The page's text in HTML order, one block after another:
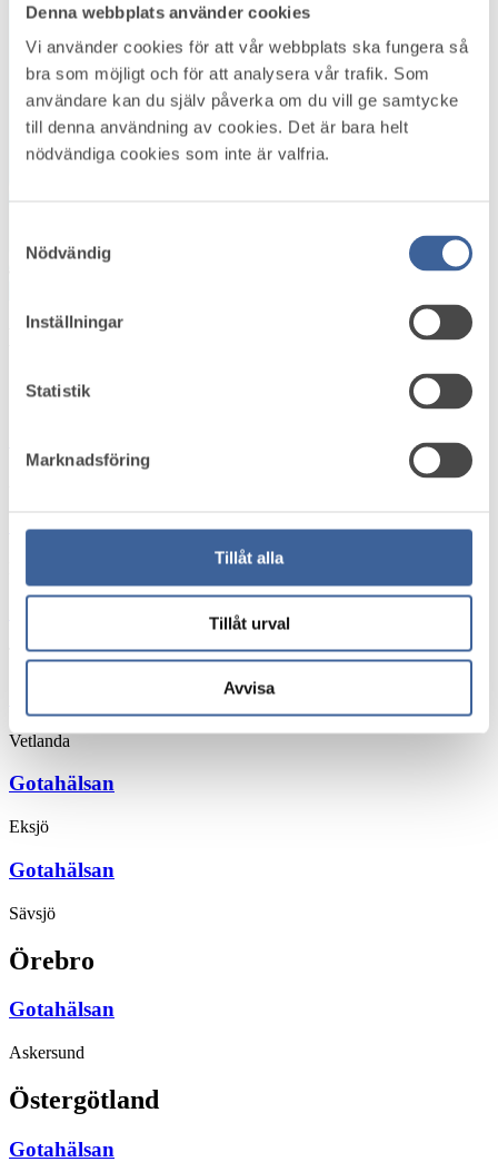
Denna webbplats använder cookies
Vi använder cookies för att vår webbplats ska fungera så
bra som möjligt och för att analysera vår trafik. Som
användare kan du själv påverka om du vill ge samtycke
till denna användning av cookies. Det är bara helt
nödvändiga cookies som inte är valfria.
Nödvändig
Inställningar
Statistik
Marknadsföring
Tillåt alla
Tillåt urval
Avvisa
8
27
179
Hitta företagshälsor
Jönköping
Gotahälsan
Tranås
Vetlanda
Gotahälsan
Eksjö
Gotahälsan
Sävsjö
Örebro
Gotahälsan
Askersund
Östergötland
Gotahälsan